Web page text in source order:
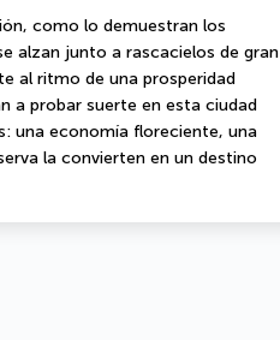
como lo demuestran los
alzan junto a rascacielos de gran
al ritmo de una prosperidad
a probar suerte en esta ciudad
una economía floreciente, una
la convierten en un destino